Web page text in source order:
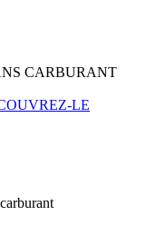
CARBURANT
LE